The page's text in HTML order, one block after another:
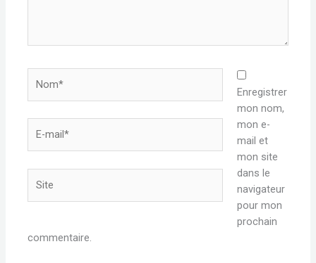
mail*
Enregistrer
mon nom,
mon e-
mail et
mon site
dans le
navigateur
pour mon
prochain
commentaire.